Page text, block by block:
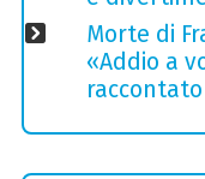
Morte di
«Addio a